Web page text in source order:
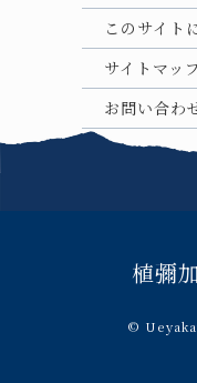
このサイト
サイトマッ
お問い合わ
植彌
©